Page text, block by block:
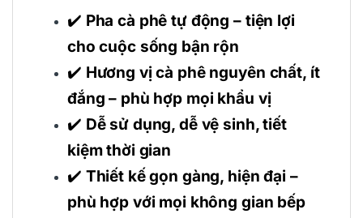
✔️ Pha cà phê tự động – tiện lợi
cho cuộc sống bận rộn
✔️ Hương vị cà phê nguyên chất, ít
đắng – phù hợp mọi khẩu vị
✔️ Dễ sử dụng, dễ vệ sinh, tiết
kiệm thời gian
✔️ Thiết kế gọn gàng, hiện đại –
phù hợp với mọi không gian bếp